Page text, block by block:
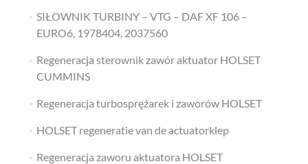
SIŁOWNIK TURBINY – VTG – DAF XF 106 –
EURO6, 1978404, 2037560
Regeneracja sterownik zawór aktuator HOLSET
CUMMINS
Regeneracja turbosprężarek i zaworów HOLSET
HOLSET regeneratie van de actuatorklep
Regeneracja zaworu aktuatora HOLSET